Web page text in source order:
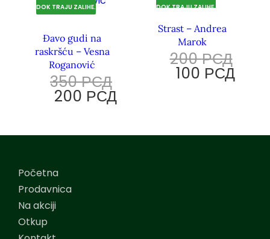
DOK TRAJU ZALIHE.
Đavo gudi na
raskršću – Vesna
Roganović
350РСД
200 РСД
DOK TRAJU ZALIHE.
Strast – Andrea
Marok
200РСД
100 РСД
Početna
Prodavnica
Na akciji
Otkup